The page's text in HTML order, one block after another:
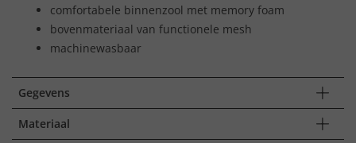
comfortabele binnenzool met memory foam
bovenmateriaal van functionele mesh
machinewasbaar
Gegevens
Materiaal